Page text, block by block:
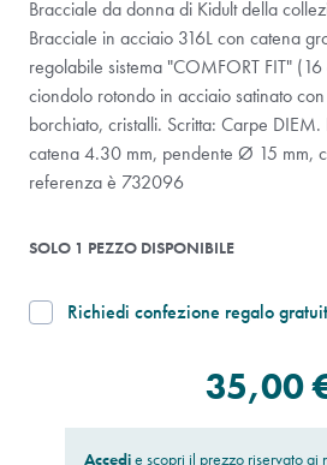
Bracciale da donna di Kidult della
Bracciale in acciaio 316L con catena
regolabile sistema "COMFORT FIT"
ciondolo rotondo in acciaio satinato
borchiato, cristalli. Scritta: Carpe
catena 4.30 mm, pendente Ø 15 mm,
referenza è 732096
SOLO 1 PEZZO DISPONIBILE
Richiedi confezione regalo
35,00
Accedie scopri il prezzo riservato ai